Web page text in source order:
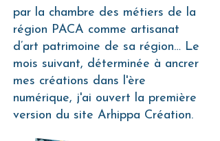
par la chambre des métiers de la
région PACA comme artisanat
d’art patrimoine de sa région… Le
mois suivant, déterminée à ancrer
mes créations dans l'ère
numérique, j'ai ouvert la première
version du site Arhippa Création.